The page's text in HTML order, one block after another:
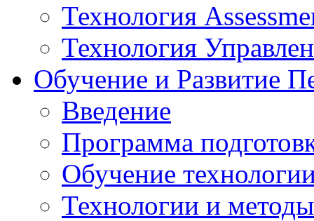
Технология
Технология
Обучение и Развитие
Введение
Программа
Обучение
Технологии и